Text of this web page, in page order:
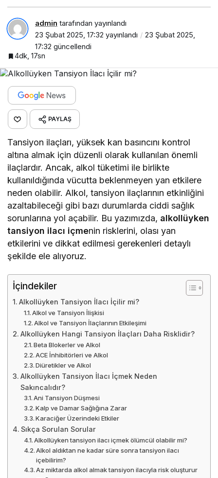
admin tarafından yayınlandı
23 Şubat 2025, 17:32 yayınlandı
23 Şubat 2025,
17:32 güncellendi
4dk, 17sn
PAYLAŞ
Tansiyon ilaçları, yüksek kan basıncını kontrol
altına almak için düzenli olarak kullanılan önemli
ilaçlardır. Ancak, alkol tüketimi ile birlikte
kullanıldığında vücutta beklenmeyen yan etkilere
neden olabilir. Alkol, tansiyon ilaçlarının etkinliğini
azaltabileceği gibi bazı durumlarda ciddi sağlık
sorunlarına yol açabilir. Bu yazımızda, alkollüyken
tansiyon ilacı içmenin risklerini, olası yan
etkilerini ve dikkat edilmesi gerekenleri detaylı
şekilde ele alıyoruz.
İçindekiler
Alkollüyken Tansiyon İlacı İçilir mi?
Alkol ve Tansiyon İlişkisi
Alkol ve Tansiyon İlaçlarının Etkileşimi
Alkollüyken Hangi Tansiyon İlaçları Daha Risklidir?
Beta Blokerler ve Alkol
ACE İnhibitörleri ve Alkol
Diüretikler ve Alkol
Alkollüyken Tansiyon İlacı İçmek Neden
Sakıncalıdır?
Ani Tansiyon Düşmesi
Kalp ve Damar Sağlığına Zarar
Karaciğer Üzerindeki Etkiler
Sıkça Sorulan Sorular
Alkollüyken tansiyon ilacı içmek ölümcül olabilir mi?
Alkol aldıktan ne kadar süre sonra tansiyon ilacı
içebilirim?
Az miktarda alkol almak tansiyon ilacıyla risk oluşturur